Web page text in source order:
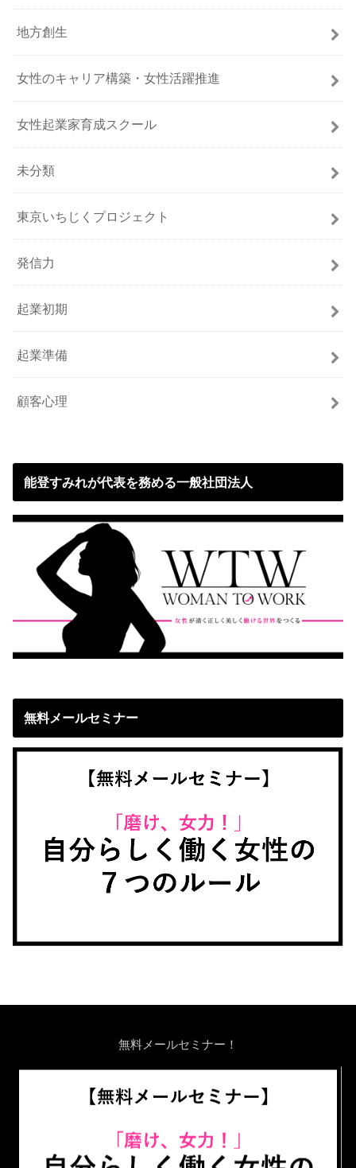
地方創生
女性のキャリア構築・女性活躍推進
女性起業家育成スクール
未分類
東京いちじくプロジェクト
発信力
起業初期
起業準備
顧客心理
能登すみれが代表を務める一般社団法人
無料メールセミナー
無料メールセミナー！